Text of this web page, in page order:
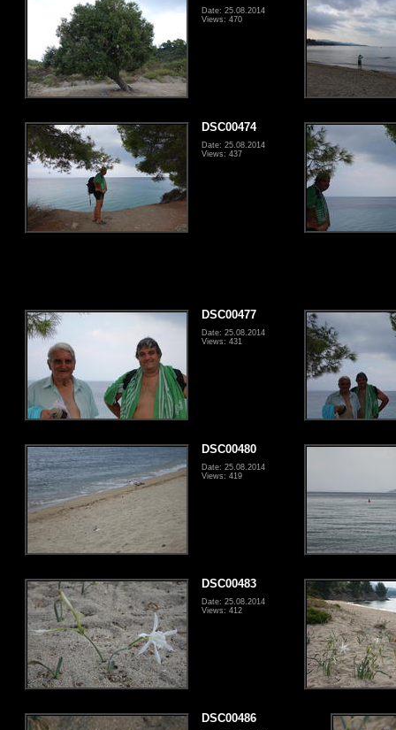
Date: 25.08.2014
Views: 470
DSC00474
Date: 25.08.2014
Views: 437
DSC00477
Date: 25.08.2014
Views: 431
DSC00480
Date: 25.08.2014
Views: 419
DSC00483
Date: 25.08.2014
Views: 412
DSC00486